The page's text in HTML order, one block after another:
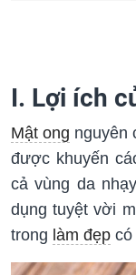
I. Lợi ích
Mật ong nguyên
được khuyến
cả vùng da
dụng tuyệt vời
trong làm đẹp có